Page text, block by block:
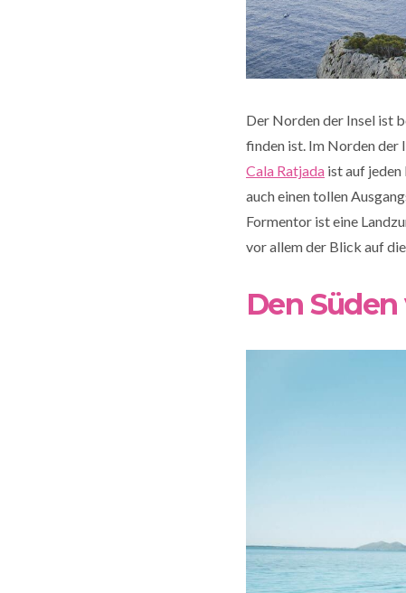
Der Norden der Insel ist
finden ist. Im Norden der
Cala Ratjada ist auf
auch einen tollen
Formentor ist eine
vor allem der Blick auf
Den